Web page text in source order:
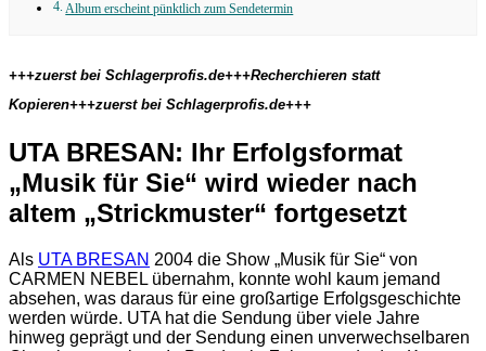
Album erscheint pünktlich zum Sendetermin
+++zuerst bei Schlagerprofis.de+++Recherchieren statt
Kopieren+++zuerst bei Schlagerprofis.de+++
UTA BRESAN: Ihr Erfolgsformat
„Musik für Sie“ wird wieder nach
altem „Strickmuster“ fortgesetzt
Als UTA BRESAN 2004 die Show „Musik für Sie“ von
CARMEN NEBEL übernahm, konnte wohl kaum jemand
absehen, was daraus für eine großartige Erfolgsgeschichte
werden würde. UTA hat die Sendung über viele Jahre
hinweg geprägt und der Sendung einen unverwechselbaren